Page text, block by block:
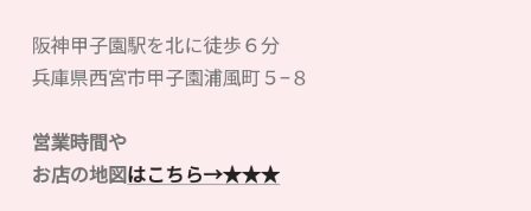
阪神甲子園駅を北に徒歩６分
兵庫県西宮市甲子園浦風町５−８
営業時間や
お店の地図はこちら→★★★